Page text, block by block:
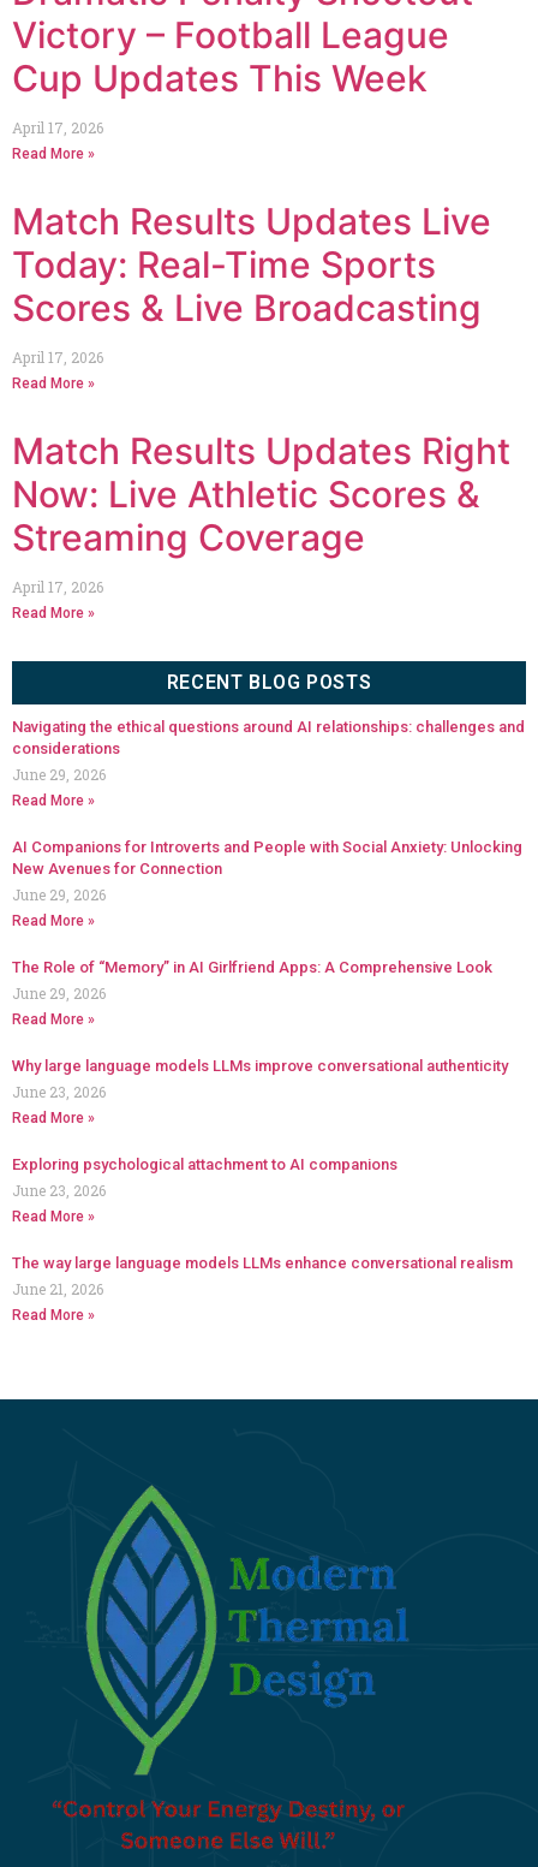
Victory – Football League
Cup Updates This Week
April 17, 2026
Read More »
Match Results Updates Live
Today: Real-Time Sports
Scores & Live Broadcasting
April 17, 2026
Read More »
Match Results Updates Right
Now: Live Athletic Scores &
Streaming Coverage
April 17, 2026
Read More »
RECENT BLOG POSTS
Navigating the ethical questions around AI relationships: challenges and
considerations
June 29, 2026
Read More »
AI Companions for Introverts and People with Social Anxiety: Unlocking
New Avenues for Connection
June 29, 2026
Read More »
The Role of “Memory” in AI Girlfriend Apps: A Comprehensive Look
June 29, 2026
Read More »
Why large language models LLMs improve conversational authenticity
June 23, 2026
Read More »
Exploring psychological attachment to AI companions
June 23, 2026
Read More »
The way large language models LLMs enhance conversational realism
June 21, 2026
Read More »